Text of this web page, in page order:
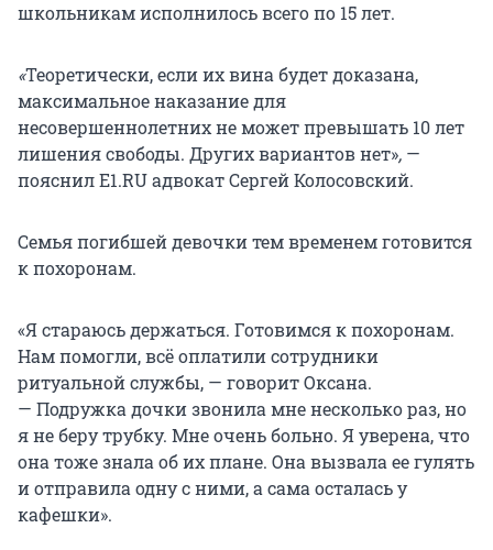
школьникам исполнилось всего по 15 лет.
«Теоретически, если их вина будет доказана,
максимальное наказание для
несовершеннолетних не может превышать 10 лет
лишения свободы. Других вариантов нет», —
пояснил E1.RU адвокат Сергей Колосовский.
Семья погибшей девочки тем временем готовится
к похоронам.
«Я стараюсь держаться. Готовимся к похоронам.
Нам помогли, всё оплатили сотрудники
ритуальной службы, — говорит Оксана.
— Подружка дочки звонила мне несколько раз, но
я не беру трубку. Мне очень больно. Я уверена, что
она тоже знала об их плане. Она вызвала ее гулять
и отправила одну с ними, а сама осталась у
кафешки».